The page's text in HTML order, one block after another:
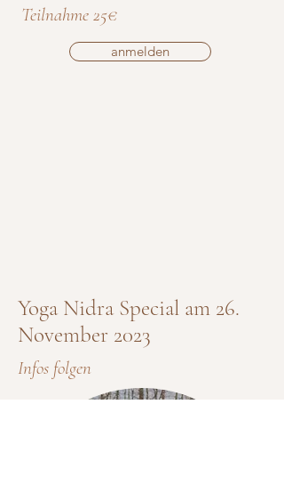
Teilnahme 25€
anmelden
Yoga Nidra Special am 26.
November 2023
Infos folgen